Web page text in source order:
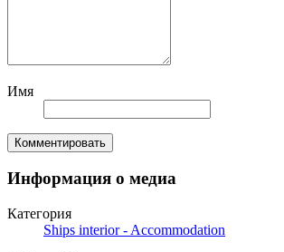
Имя
Комментировать
Информация о медиа
Категория
Ships interior - Accommodation